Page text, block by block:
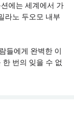
에는 세계에서 가
라노 두오모 내부
들에게 완벽한 이
번의 잊을 수 없